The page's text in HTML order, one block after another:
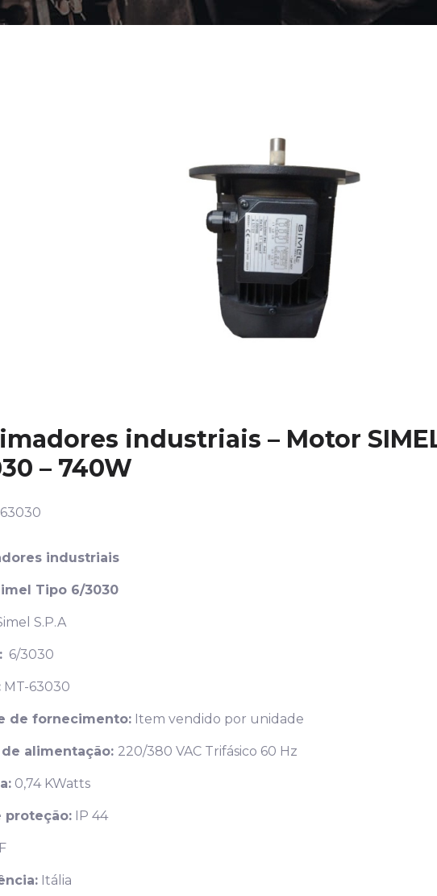
industriais – Motor
– 740W
industriais
Tipo 6/3030
S.P.A
6/3030
MT-63030
de fornecimento: Item vendido por unidade
de alimentação: 220/380 VAC Trifásico 60 Hz
0,74 KWatts
proteção: IP 44
F
Itália